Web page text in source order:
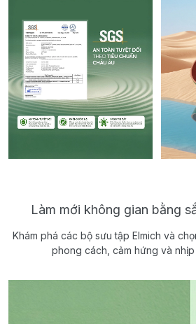
Làm mới không gian bằng
Khám phá các bộ sưu tập Elmich và
phong cách, cảm hứng và